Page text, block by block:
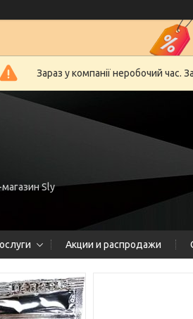
Зараз у компанії неробочий
Sly
Акции и распродажи